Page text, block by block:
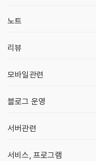
노트
리뷰
모바일관련
블로그 운영
서버관련
서비스, 프로그램